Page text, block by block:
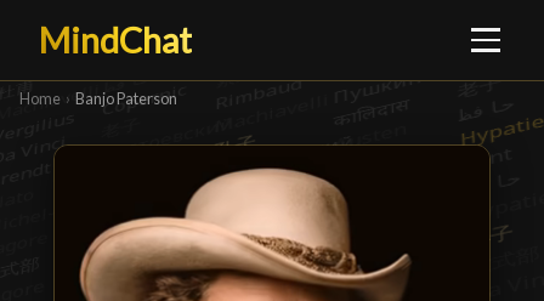
MindChat
Home › Banjo Paterson